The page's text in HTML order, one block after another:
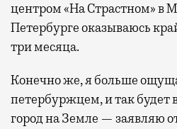
центром «На Страстном» в
Петербурге оказываюсь
три месяца.
Конечно же, я больше
петербуржцем, и так будет
город на Земле — заявляю